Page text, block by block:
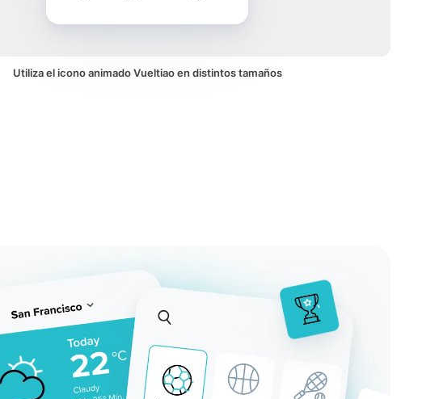
Utiliza el icono animado Vueltiao en distintos tamaños